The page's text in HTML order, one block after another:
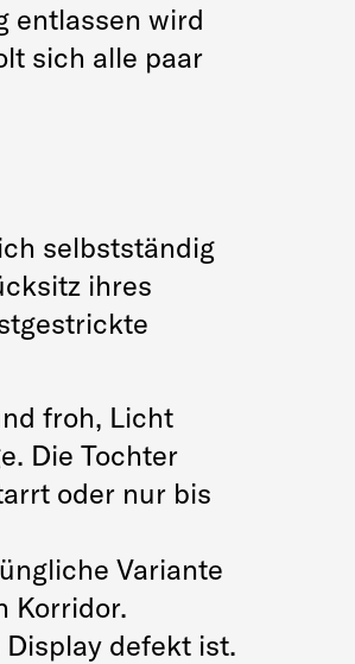
entlassen wird
sich alle paar
selbstständig
ihres
froh, Licht
Die Tochter
oder nur bis
Variante
Korridor.
defekt ist.